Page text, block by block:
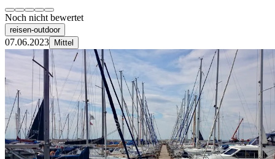
Noch nicht bewertet
reisen-outdoor
07.06.2023 Mittel